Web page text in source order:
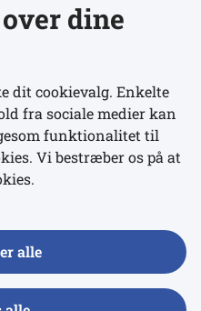
dine
dit cookievalg. Enkelte
fra sociale medier kan
funktionalitet til
Vi bestræber os på at
alle